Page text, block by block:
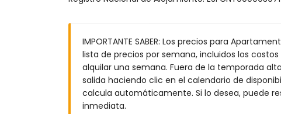
baño en suite con lavabo individual,
baño con lavabo individual, ducha y retrete
Exterior del apartamento
parcela vallada
piscina comunitaria de forma de laguna
piscina para niños
IMPORTANTE SABER: Los precios para
lista de precios por semana, incluidos los
alquilar una semana. Fuera de la temporada
salida haciendo clic en el calendario de
calcula automáticamente. Si lo desea, puede
inmediata.